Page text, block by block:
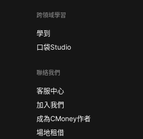
跨領域學習
學到
口袋Studio
聯絡我們
客服中心
加入我們
成為CMoney作者
場地租借